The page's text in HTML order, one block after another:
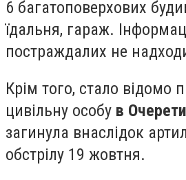
6 багатоповерхових
їдальня, гараж.
постраждалих не
Крім того, стало відомо
цивільну особу в
загинула внаслідок
обстрілу 19 жовтня.